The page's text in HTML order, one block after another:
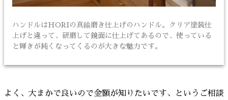
ハンドルはHORIの真鍮磨き仕上げのハンドル。クリア塗装仕
上げと違って、研磨して鏡面に仕上げてあるので、使っている
と輝きが鈍くなってくるのが大きな魅力です。
よく、大まかで良いので金額が知りたいです、というご相談